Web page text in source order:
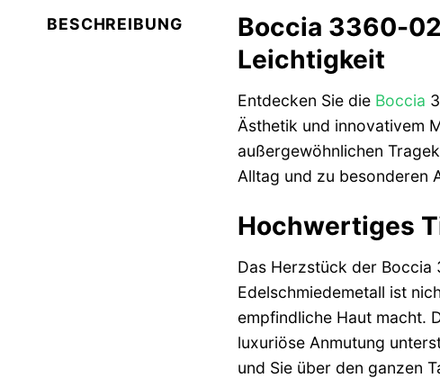
BESCHREIBUNG
Boccia 3360-
Leichtigkeit
Entdecken Sie die Boccia
Ästhetik und innovativem
außergewöhnlichen
Alltag und zu besonderen
Hochwertiges
Das Herzstück der Boccia
Edelschmiedemetall ist
empfindliche Haut macht.
luxuriöse Anmutung
und Sie über den ganzen